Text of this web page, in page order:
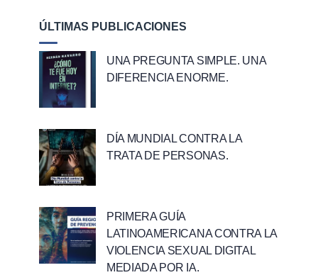
ÚLTIMAS PUBLICACIONES
UNA PREGUNTA SIMPLE. UNA
DIFERENCIA ENORME.
DÍA MUNDIAL CONTRA LA
TRATA DE PERSONAS.
PRIMERA GUÍA
LATINOAMERICANA CONTRA LA
VIOLENCIA SEXUAL DIGITAL
MEDIADA POR IA.